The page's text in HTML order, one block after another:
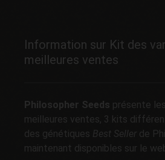
Information sur Kit des
meilleures ventes
Philosopher Seeds présente
meilleures ventes, 3 kits
des génétiques Best Seller de
maintenant disponibles sur le